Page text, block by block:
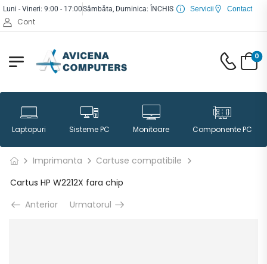
Luni - Vineri: 9:00 - 17:00Sâmbăta, Duminica: ÎNCHIS Servicii Contact
Cont
0
Laptopuri Sisteme PC Monitoare Componente PC
Imprimanta
Cartuse compatibile
Cartus HP W2212X fara chip
Anterior
Urmatorul